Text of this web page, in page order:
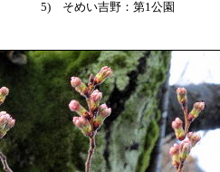
5)そめい吉野：第1公園